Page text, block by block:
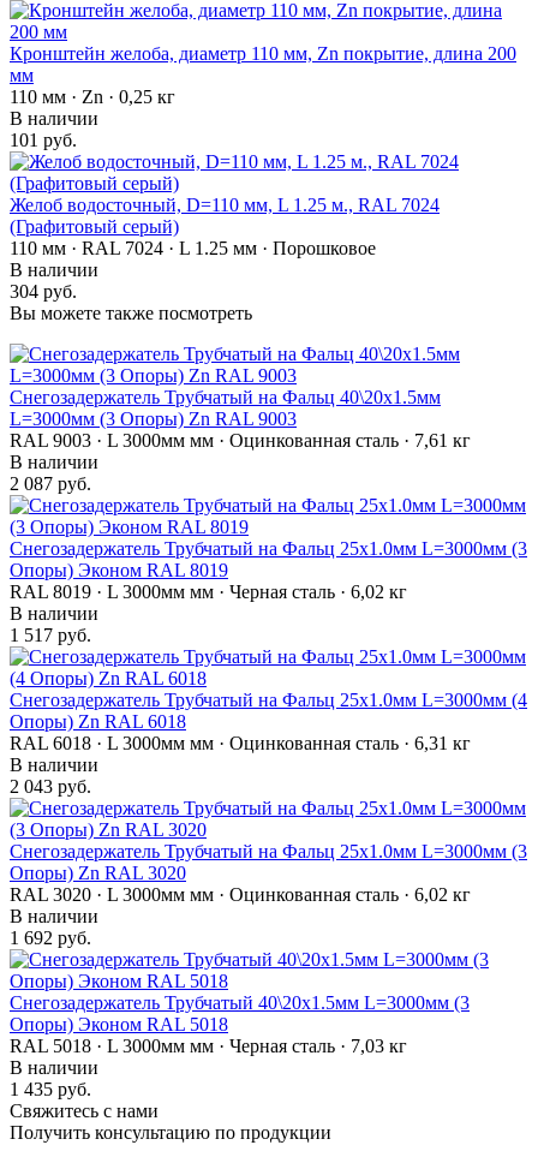
Кронштейн желоба, диаметр 110 мм, Zn покрытие, длина 200
мм
110 мм · Zn · 0,25 кг
В наличии
101 руб.
Желоб водосточный, D=110 мм, L 1.25 м., RAL 7024
(Графитовый серый)
110 мм · RAL 7024 · L 1.25 мм · Порошковое
В наличии
304 руб.
Вы можете также посмотреть
Снегозадержатель Трубчатый на Фальц 40\20х1.5мм
L=3000мм (3 Опоры) Zn RAL 9003
RAL 9003 · L 3000мм мм · Оцинкованная сталь · 7,61 кг
В наличии
2 087 руб.
Снегозадержатель Трубчатый на Фальц 25х1.0мм L=3000мм (3
Опоры) Эконом RAL 8019
RAL 8019 · L 3000мм мм · Черная сталь · 6,02 кг
В наличии
1 517 руб.
Снегозадержатель Трубчатый на Фальц 25х1.0мм L=3000мм (4
Опоры) Zn RAL 6018
RAL 6018 · L 3000мм мм · Оцинкованная сталь · 6,31 кг
В наличии
2 043 руб.
Снегозадержатель Трубчатый на Фальц 25х1.0мм L=3000мм (3
Опоры) Zn RAL 3020
RAL 3020 · L 3000мм мм · Оцинкованная сталь · 6,02 кг
В наличии
1 692 руб.
Снегозадержатель Трубчатый 40\20х1.5мм L=3000мм (3
Опоры) Эконом RAL 5018
RAL 5018 · L 3000мм мм · Черная сталь · 7,03 кг
В наличии
1 435 руб.
Свяжитесь с нами
Получить консультацию по продукции